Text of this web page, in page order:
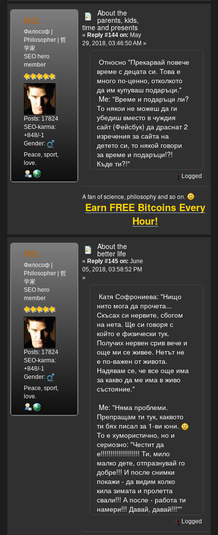
MSL
Философ |
Philosopher | 哲
学家
SEO hero
member
Posts: 17824
SEO-karma:
+848/-1
Gender:
Peace, sport,
love.
About the
parents, kids,
time and presents
« Reply #144 on: May
29, 2018, 03:46:50 AM »
Относно "Прекарвай повече
време с децата си. Това е
много по-ценно, отколкото
да им купуваш подаръци."
Me: "Време и подаръци ли?
То някои не можеш да ги
убедиш вместо в чуждия
сайт (Фейсбук) да драснат 2
изречения за сайта на
детето си, то някой говори
за време и подаръци!?!
Къде ти?!"
Logged
A fan of science, philosophy and so on.
Earn FREE Bitcoins Every
Hour!
MSL
Философ |
Philosopher | 哲
学家
SEO hero
member
Posts: 17824
SEO-karma:
+848/-1
Gender:
Peace, sport,
love.
About the
better life
« Reply #145 on: June
05, 2018, 03:58:52 PM
»
Катя Софрониева: "Нищо
нито мога да прочета...
Скъсах си нервите, сбогом
на нета. Ще си говоря с
който е физически тук.
Получих нервен срив вече и
още ми се живее. Нетът не
е по-важен от живота.
Надявам се, че все още има
за какво да ме има в живо
състояние."
Me: "Няма проблеми.
Препращам ти тук, каквото
ти бях писал за 1-ви юни.
То е хумористично, но и
сериозно: "Честит да
е!!!!!!!!!!!!!!!!!!!! Ти, мило
малко дете, отпразнувай го
добре!!! И после снимки
покажи - да видим колко
кила зимата и пролетта
свали!!! А после - работа ти
намери!!! Давай, давай!!!""
Logged